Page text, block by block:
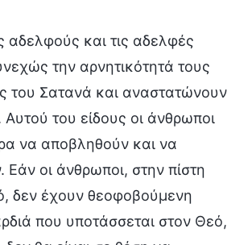
αδελφούς και τις αδελφές
την αρνητικότητά τους
του Σατανά και αναστατώνουν
του είδους οι άνθρωποι
να αποβληθούν και να
Εάν οι άνθρωποι, στην πίστη
δεν έχουν θεοφοβούμενη
που υποτάσσεται στον Θεό,